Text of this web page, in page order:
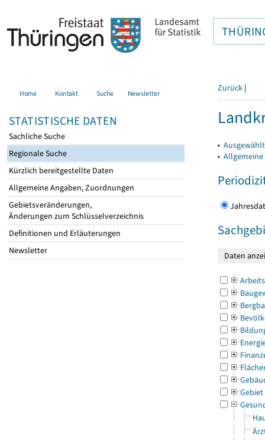
Home Kontakt Suche Newsletter
STATISTISCHE DATEN
Sachliche Suche
Regionale Suche
Kürzlich bereitgestellte Daten
Allgemeine Angaben, Zuordnungen
Gebietsveränderungen,
Änderungen zum Schlüsselverzeichnis
Definitionen und Erläuterungen
Newsletter
Zurück |
▸
▸
Gebiet